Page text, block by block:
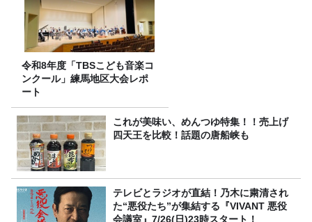
令和8年度「TBSこども音楽コ
ンクール」練馬地区大会レポ
ート
これが美味い、めんつゆ特集！！売上げ
四天王を比較！話題の唐船峡も
テレビとラジオが直結！乃木に粛清され
た“悪役たち”が集結する『VIVANT 悪役
会議室』7/26(日)23時スタート！